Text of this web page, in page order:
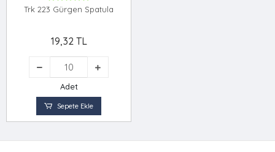
Trk 223 Gürgen Spatula
19,32 TL
Adet
Sepete Ekle